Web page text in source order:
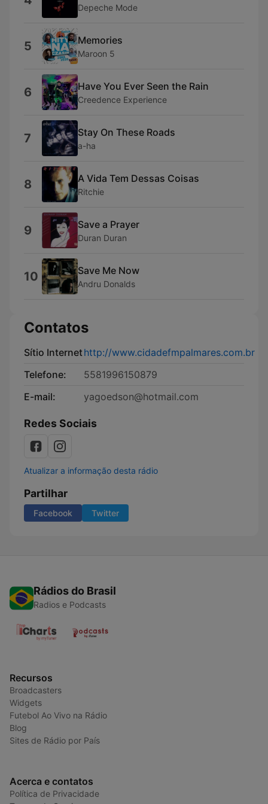
Depeche Mode
5 Memories
Maroon 5
6 Have You Ever Seen the Rain
Creedence Experience
7 Stay On These Roads
a-ha
8 A Vida Tem Dessas Coisas
Ritchie
9 Save a Prayer
Duran Duran
10 Save Me Now
Andru Donalds
Contatos
Sítio Internethttp://www.cidadefmpalmares.com.br
Telefone:
5581996150879
E-mail:
yagoedson@hotmail.com
Redes Sociais
Atualizar a informação desta rádio
Partilhar
Facebook Twitter
Rádios do Brasil
Radios e Podcasts
Recursos
Broadcasters
Widgets
Futebol Ao Vivo na Rádio
Blog
Sites de Rádio por País
Acerca e contatos
Política de Privacidade